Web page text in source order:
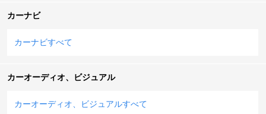
カーナビ
カーナビすべて
カーオーディオ、ビジュアル
カーオーディオ、ビジュアルすべて